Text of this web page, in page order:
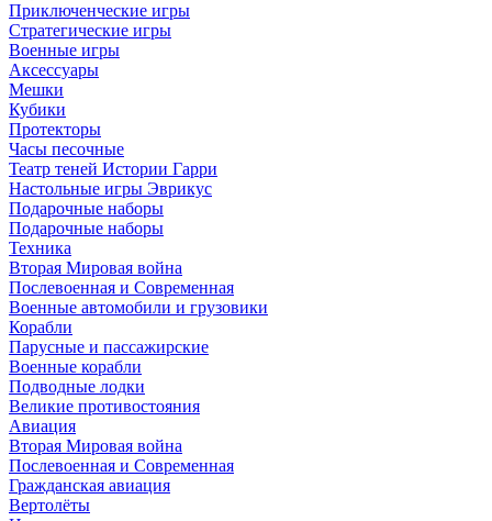
Приключенческие игры
Стратегические игры
Военные игры
Аксессуары
Мешки
Кубики
Протекторы
Часы песочные
Театр теней Истории Гарри
Настольные игры Эврикус
Подарочные наборы
Подарочные наборы
Техника
Вторая Мировая война
Послевоенная и Современная
Военные автомобили и грузовики
Корабли
Парусные и пассажирские
Военные корабли
Подводные лодки
Великие противостояния
Авиация
Вторая Мировая война
Послевоенная и Современная
Гражданская авиация
Вертолёты